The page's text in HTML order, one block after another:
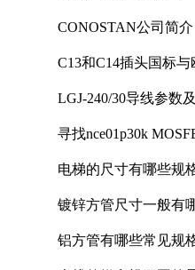
CONOSTAN公司简介
C13和C14插头国标
LGJ-240/30导线参数
寻找nce01p30k
电梯的尺寸有哪些规
镀锌方管尺寸一般有
铝方管有哪些常见规